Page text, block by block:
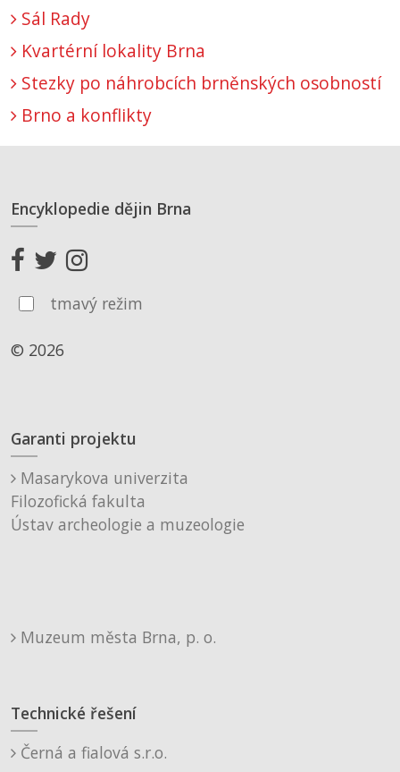
Sál Rady
Kvartérní lokality Brna
Stezky po náhrobcích brněnských osobností
Brno a konflikty
Encyklopedie dějin Brna
tmavý režim
© 2026
Garanti projektu
Masarykova univerzita
Filozofická fakulta
Ústav archeologie a muzeologie
Muzeum města Brna, p. o.
Technické řešení
Černá a fialová s.r.o.